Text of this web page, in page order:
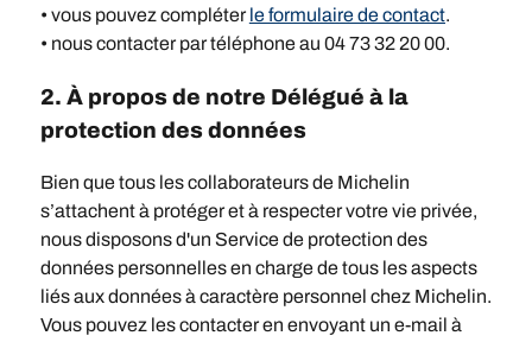
• vous pouvez compléterle formulaire de contact.
• nous contacter par téléphone au 04 73 32 20 00.
2. À propos de notre Délégué à la
protection des données
Bien que tous les collaborateurs de Michelin
s’attachent à protéger et à respecter votre vie privée,
nous disposons d'un Service de protection des
données personnelles en charge de tous les aspects
liés aux données à caractère personnel chez Michelin.
Vous pouvez les contacter en envoyant un e-mail à